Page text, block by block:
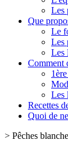
Les
Que
Le
Les
Les
Comment
Les
Recettes
Quoi de
> Pêches